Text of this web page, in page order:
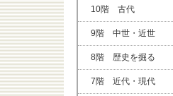
10階 古代
9階 中世・近世
8階 歴史を掘る
7階 近代・現代